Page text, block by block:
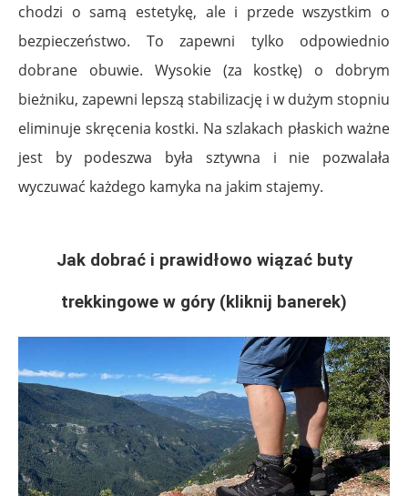
chodzi o samą estetykę, ale i przede wszystkim o
bezpieczeństwo. To zapewni tylko odpowiednio
dobrane obuwie. Wysokie (za kostkę) o dobrym
bieżniku, zapewni lepszą stabilizację i w dużym stopniu
eliminuje skręcenia kostki. Na szlakach płaskich ważne
jest by podeszwa była sztywna i nie pozwalała
wyczuwać każdego kamyka na jakim stajemy.
Jak dobrać i prawidłowo wiązać buty
trekkingowe w góry (kliknij banerek)